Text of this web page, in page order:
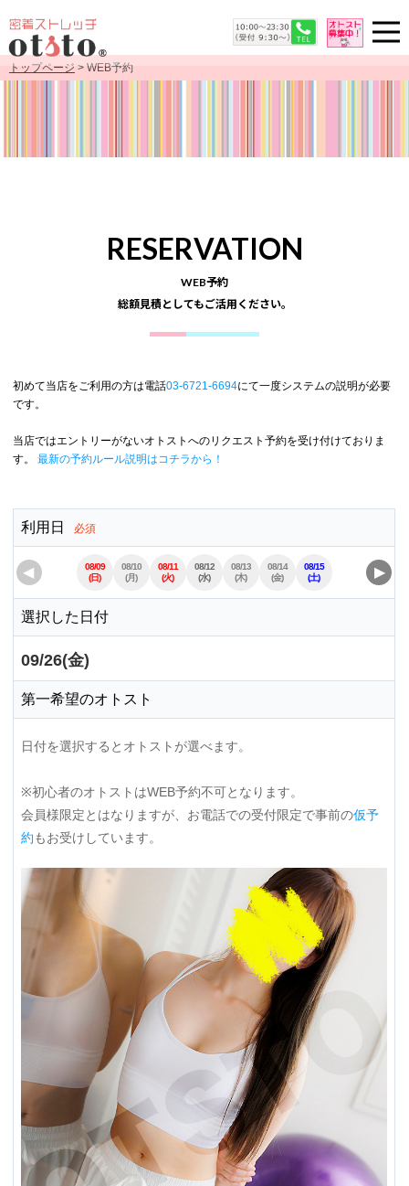
トップページ > WEB予約
RESERVATION
WEB予約
総額見積としてもご活用ください。
初めて当店をご利用の方は電話03-6721-6694にて一度システムの説明が必要
です。
当店ではエントリーがないオトストへのリクエスト予約を受け付けておりま
す。
最新の予約ルール説明はコチラから！
利用日 必須
◀
08/09
(日)
08/10
(月)
08/11
(火)
08/12
(水)
08/13
(木)
08/14
(金)
08/15
(土)
08/17
(月)
▶
選択した日付
09/26(金)
第一希望のオトスト
日付を選択するとオトストが選べます。
※初心者のオトストはWEB予約不可となります。
会員様限定とはなりますが、お電話での受付限定で事前の仮予
約もお受けしています。